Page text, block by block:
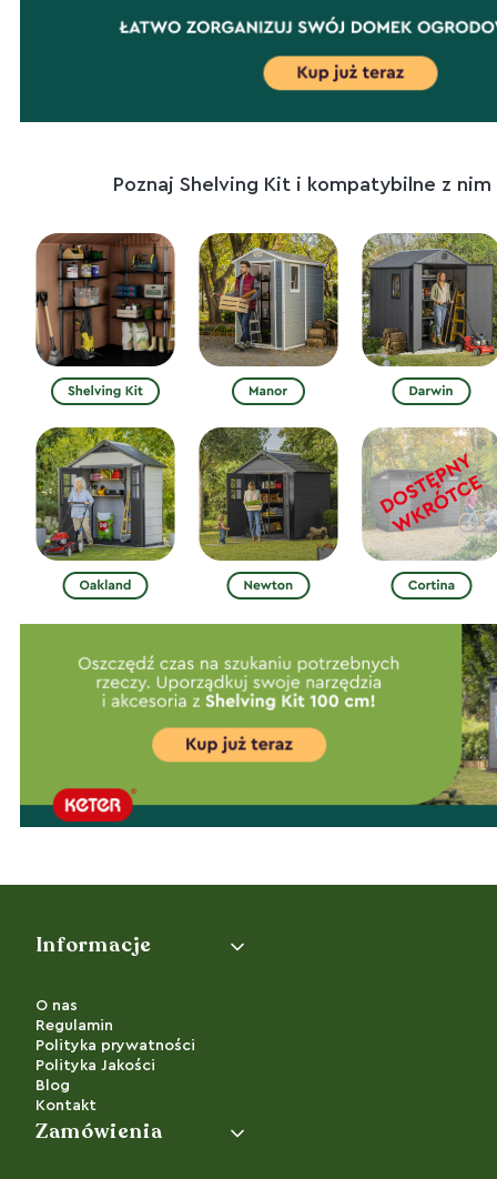
Poznaj Shelving Kit i kompatybilne z
Linki w stopce
Informacje
O nas
Regulamin
Polityka prywatności
Polityka Jakości
Blog
Kontakt
Zamówienia